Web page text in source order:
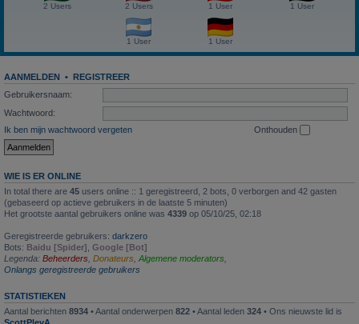
2 Users 2 Users 1 User 1 User
1 User 1 User
AANMELDEN • REGISTREER
Gebruikersnaam:
Wachtwoord:
Ik ben mijn wachtwoord vergeten
Onthouden
WIE IS ER ONLINE
In total there are 45 users online :: 1 geregistreerd, 2 bots, 0 verborgen and 42 gasten
(gebaseerd op actieve gebruikers in de laatste 5 minuten)
Het grootste aantal gebruikers online was 4339 op 05/10/25, 02:18
Geregistreerde gebruikers: darkzero
Bots: Baidu [Spider] , Google [Bot]
Legenda: Beheerders, Donateurs,Algemene moderators,
Onlangs geregistreerde gebruikers
STATISTIEKEN
Aantal berichten 8934 • Aantal onderwerpen 822 • Aantal leden 324 • Ons nieuwste lid is